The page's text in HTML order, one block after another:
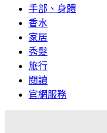
手部、身體
香水
家居
秀髮
旅行
閱讀
官網服務